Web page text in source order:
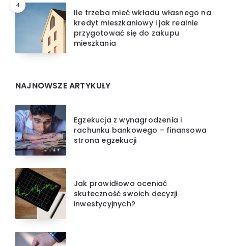
4
Ile trzeba mieć wkładu własnego na
kredyt mieszkaniowy i jak realnie
przygotować się do zakupu
mieszkania
NAJNOWSZE ARTYKUŁY
Egzekucja z wynagrodzenia i
rachunku bankowego – finansowa
strona egzekucji
Jak prawidłowo oceniać
skuteczność swoich decyzji
inwestycyjnych?